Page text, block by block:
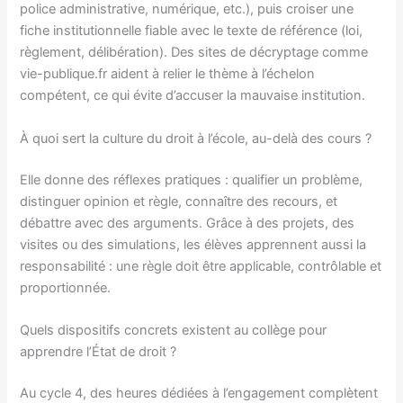
police administrative, numérique, etc.), puis croiser une
fiche institutionnelle fiable avec le texte de référence (loi,
règlement, délibération). Des sites de décryptage comme
vie-publique.fr aident à relier le thème à l’échelon
compétent, ce qui évite d’accuser la mauvaise institution.
À quoi sert la culture du droit à l’école, au-delà des cours ?
Elle donne des réflexes pratiques : qualifier un problème,
distinguer opinion et règle, connaître des recours, et
débattre avec des arguments. Grâce à des projets, des
visites ou des simulations, les élèves apprennent aussi la
responsabilité : une règle doit être applicable, contrôlable et
proportionnée.
Quels dispositifs concrets existent au collège pour
apprendre l’État de droit ?
Au cycle 4, des heures dédiées à l’engagement complètent